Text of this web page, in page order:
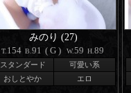
みのり (27)
T. 154 B. 91 (G) W.59 H. 89
スタンダード
可愛い系
おしとやか
エロ